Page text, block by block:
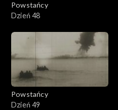
Powstańcy
Dzień 48
Powstańcy
Dzień 49